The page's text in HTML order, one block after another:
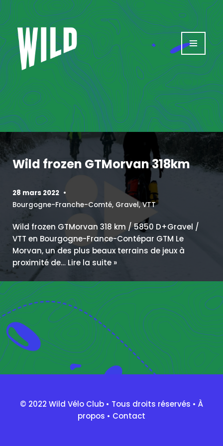
Aller
au
contenu
Wild frozen GTMorvan 318km
28 mars 2022
Bourgogne-Franche-Comté, Gravel,VTT
Wild frozen GTMorvan 318 km / 5850 D+Gravel /
VTT en Bourgogne-France-Contépar GTM Le
Morvan, un des plus beaux terrains de jeux à
proximité de… Lire la suite »
© 2022 Wild Vélo Club • Tous droits réservés • À
propos • Contact